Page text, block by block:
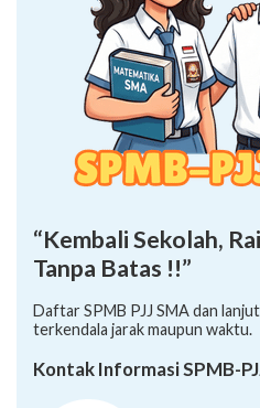
“Kembali Sekolah,
Tanpa Batas !!”
Daftar SPMB PJJ SMA dan
terkendala jarak maupun waktu.
Kontak Informasi SPMB-